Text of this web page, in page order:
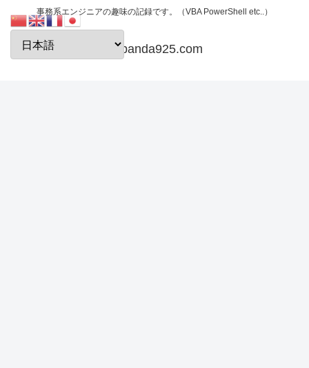
事務系エンジニアの趣味の記録です。（VBA PowerShell etc..）
papanda925.com